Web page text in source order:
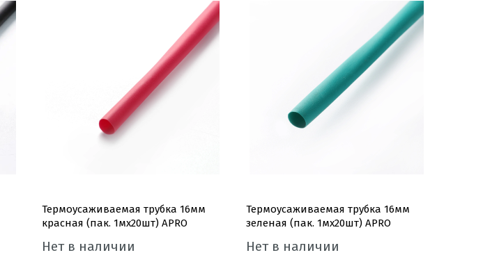
Термоусаживаемая трубка 16мм
красная (пак. 1мx20шт) APRO
Нет в наличии
Термоусаживаемая трубка 16мм
зеленая (пак. 1мx20шт) APRO
Нет в наличии